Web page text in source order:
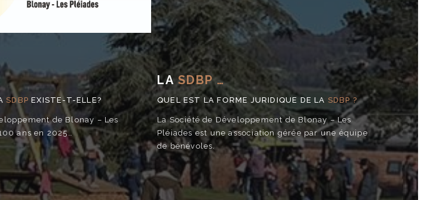
SDBPEXISTE-T-ELLE?
de Blonay – Les
ans en 2025…
LASDBP …
QUEL EST LA FORME JURIDIQUE DE LA SDBP ?
La Société de Développement de Blonay – Les
Pléiades est une association gérée par une équipe
de bénévoles.